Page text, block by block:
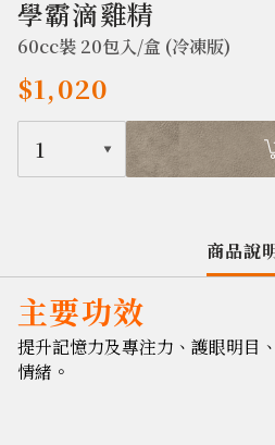
學霸滴雞精
60cc裝 20包入/盒 (冷凍版)
$1,020
1
商品說
主要功效
提升記憶力及專注力、護眼明目
情緒。